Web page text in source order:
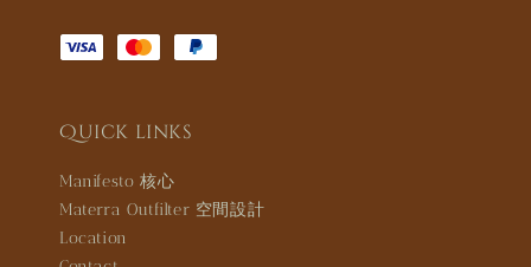
Quick links
Manifesto 核心
Materra Outfilter 空間設計
Location